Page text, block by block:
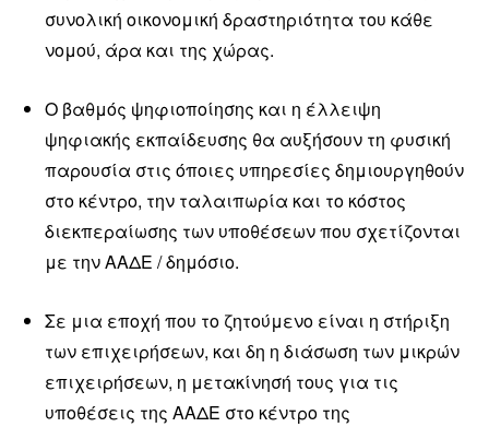
συνολική οικονομική δραστηριότητα του κάθε
νομού, άρα και της χώρας.
Ο βαθμός ψηφιοποίησης και η έλλειψη
ψηφιακής εκπαίδευσης θα αυξήσουν τη φυσική
παρουσία στις όποιες υπηρεσίες δημιουργηθούν
στο κέντρο, την ταλαιπωρία και το κόστος
διεκπεραίωσης των υποθέσεων που σχετίζονται
με την ΑΑΔΕ / δημόσιο.
Σε μια εποχή που το ζητούμενο είναι η στήριξη
των επιχειρήσεων, και δη η διάσωση των μικρών
επιχειρήσεων, η μετακίνησή τους για τις
υποθέσεις της ΑΑΔΕ στο κέντρο της